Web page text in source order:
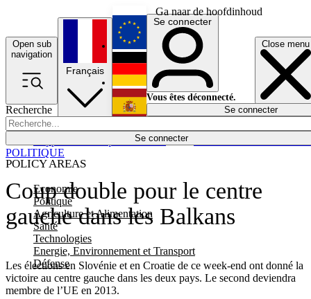
Ga naar de hoofdinhoud
Open sub
navigation
Close menu
Recherche
Se connecter
POLICY AREAS
Economie
Politique
Agriculture et Alimentation
Santé
Technologies
Energie, Environnement et Transport
Défense
Économie
Français
English
Deutsch
Español
Se connecter
Vous êtes déconnecté.
Se connecter
Coup double pour le centre
gauche dans les Balkans
Les élections en Slovénie et en Croatie de ce week-end ont donné la
victoire au centre gauche dans les deux pays. Le second deviendra
membre de l’UE en 2013.
POLITIQUE